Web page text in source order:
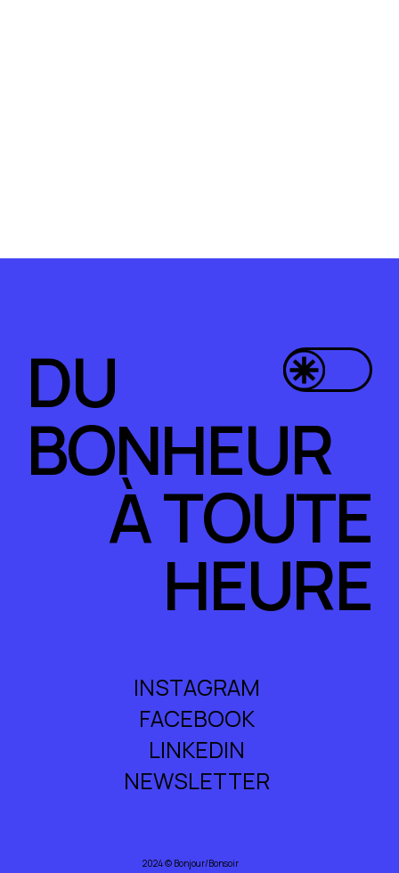
DU
BONHEUR
À TOUTE
HEURE
INSTAGRAM
FACEBOOK
LINKEDIN
NEWSLETTER
2024 © Bonjour/Bonsoir